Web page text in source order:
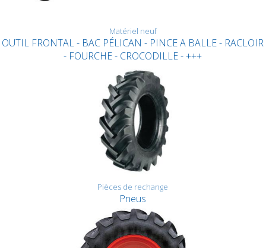
Matériel neuf
OUTIL FRONTAL - BAC PÉLICAN - PINCE A BALLE - RACLOIR
- FOURCHE - CROCODILLE - +++
Pièces de rechange
Pneus